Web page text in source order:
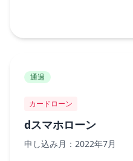
通過
カードローン
dスマホローン
申し込み月： 2022年7月